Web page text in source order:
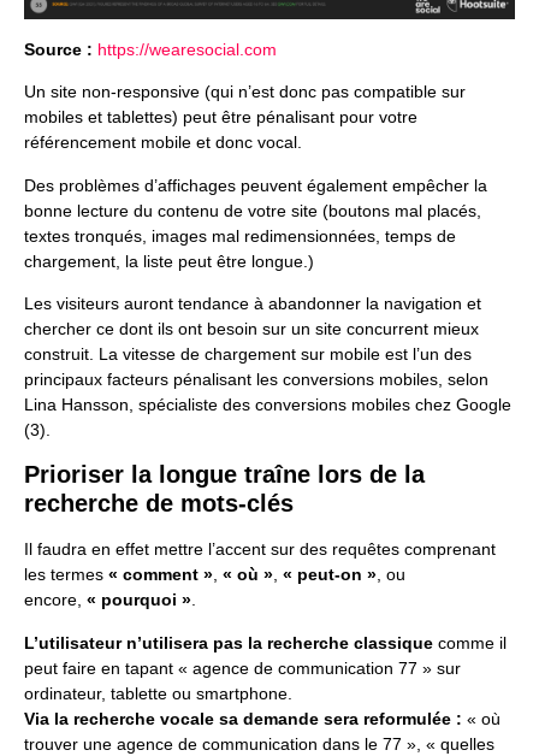
Source : https://wearesocial.com
Un site non-responsive (qui n’est donc pas compatible sur
mobiles et tablettes) peut être pénalisant pour votre
référencement mobile et donc vocal.
Des problèmes d’affichages peuvent également empêcher la
bonne lecture du contenu de votre site (boutons mal placés,
textes tronqués, images mal redimensionnées, temps de
chargement, la liste peut être longue.)
Les visiteurs auront tendance à abandonner la navigation et
chercher ce dont ils ont besoin sur un site concurrent mieux
construit. La vitesse de chargement sur mobile est l’un des
principaux facteurs pénalisant les conversions mobiles, selon
Lina Hansson, spécialiste des conversions mobiles chez Google
(3).
Prioriser la longue traîne lors de la
recherche de mots-clés
Il faudra en effet mettre l’accent sur des requêtes comprenant
les termes « comment », « où », « peut-on », ou
encore, « pourquoi ».
L’utilisateur n’utilisera pas la recherche classique comme il
peut faire en tapant « agence de communication 77 » sur
ordinateur, tablette ou smartphone.
Via la recherche vocale sa demande sera reformulée : « où
trouver une agence de communication dans le 77 », « quelles